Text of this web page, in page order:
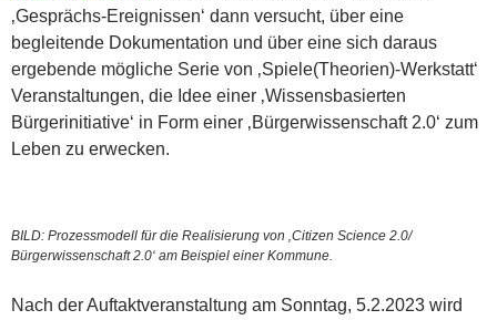
‚Gesprächs-Ereignissen‘ dann versucht, über eine
begleitende Dokumentation und über eine sich daraus
ergebende mögliche Serie von ‚Spiele(Theorien)-Werkstatt‘
Veranstaltungen, die Idee einer ‚Wissensbasierten
Bürgerinitiative‘ in Form einer ‚Bürgerwissenschaft 2.0‘ zum
Leben zu erwecken.
BILD: Prozessmodell für die Realisierung von ‚Citizen Science 2.0/
Bürgerwissenschaft 2.0‘ am Beispiel einer Kommune.
Nach der Auftaktveranstaltung am Sonntag, 5.2.2023 wird